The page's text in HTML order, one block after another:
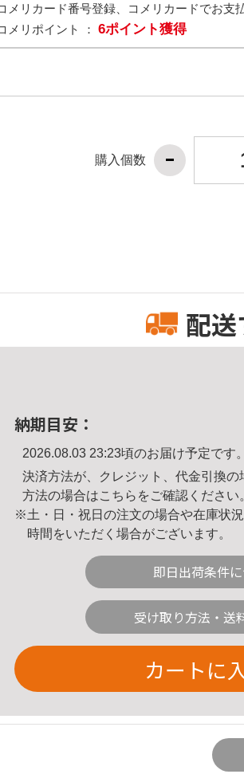
メリカード番号登録、コメリカードでお支
メリポイント ： 6ポイント獲得
購入個数
配送
納期目安：
2026.08.03 23:23頃のお届け予定です。
決済方法が、クレジット、代金引換
方法の場合はこちら をご確認ください
※土・日・祝日の注文の場合や在庫状
時間をいただく場合がございます。
即日出荷条件
受け取り方法・送
カートに